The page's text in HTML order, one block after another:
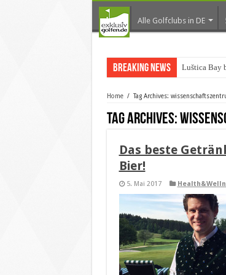
Alle Golfclubs in DE
Breaking News
Home / Tag Archives:
Tag Archives:
Das beste
Bier!
5. Mai 2017